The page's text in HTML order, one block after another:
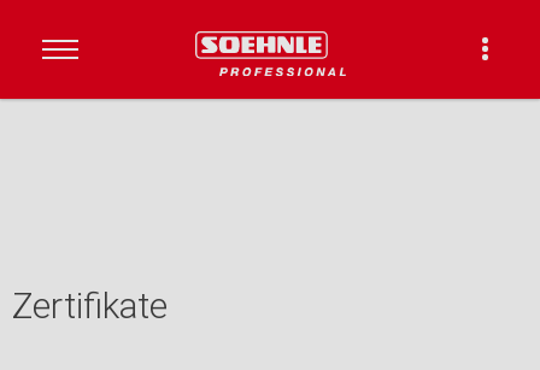
Zertifikate